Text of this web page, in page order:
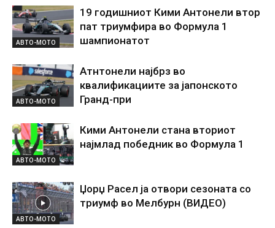
АВТО-МОТО
19 годишниот Кими Антонели втор
пат триумфира во Формула 1
шампионатот
АВТО-МОТО
Атнтонели најбрз во
квалификациите за јапонското
Гранд-при
АВТО-МОТО
Кими Антонели стана вториот
најмлад победник во Формула 1
АВТО-МОТО
Џорџ Расел ја отвори сезоната со
триумф во Мелбурн (ВИДЕО)